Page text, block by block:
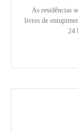
As residências
livres de
24